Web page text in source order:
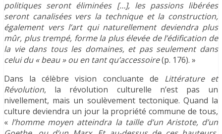
politiques seront éliminées […], les passions libérées
seront canalisées vers la technique et la construction,
également vers l’art qui naturellement deviendra plus
mûr, plus trempé, forme la plus élevée de l’édification de
la vie dans tous les domaines, et pas seulement dans
celui du « beau » ou en tant qu’accessoire(p. 176). »
Dans la célèbre vision concluante de Littérature et
Révolution, la révolution culturelle n’est pas un
nivellement, mais un soulèvement tectonique. Quand la
culture deviendra un jour la propriété commune de tous,
« l’homme moyen atteindra la taille d’un Aristote, d’un